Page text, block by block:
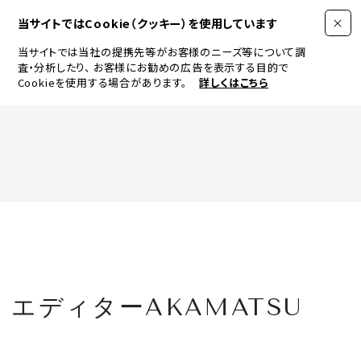
当サイトではCookie（クッキー）を使用しています
当サイトでは当社の提携先等がお客様のニーズ等について調
査・分析したり、 お客様にお勧めの広告を表示する目的で
Cookieを使用する場合があります。
詳しくはこちら
LIFESTYLE
エディターAKAMATSU